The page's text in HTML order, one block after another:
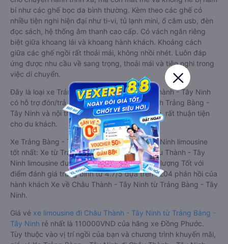
bí như các ghế bọc da bình thường. Kèm theo các ghế có
nhiều tiện nghi hiện đại như ti-vi, tủ lạnh mini, ổ cắm usb, đèn
đọc sách, hệ thống âm thanh cao cấp. Có vách ngăn riêng
biệt giữa khoang lái và khoang hành khách. Khoảng cách
giữa các ghế ngồi rất thoải mái, không nhồi nhét. Luôn đáp
ứng được nhu cầu về sang trọng, thoải mái và tiện nghi trong
việc di chuyển.
Đây là loại xe Trảng Bàng - Tây Ninh Châu Thành - Tây Ninh
có hỗ trợ đón/trả tận nơi miễn phí tại nội thành Trảng Bàng -
Tây Ninh và nội thành Châu Thành - Tây Ninh, rất thuận tiện
cho du khách.
Xe Trảng Bàng - Tây Ninh Châu Thành - Tây Ninh limousine
tốt nhất: Xe từ Trảng Bàng - Tây Ninh đi Châu Thành - Tây
Ninh limousine được đánh giá chung có chất lượng Tốt với
điểm đánh giá trung bình từ 4.7/5 dựa trên 2204 phản hồi của
hành khách Xe về Châu Thành - Tây Ninh từ Trảng Bàng - Tây
Ninh.
Giá vé xe limousine đi Châu Thành - Tây Ninh từ Trảng Bàng -
Tây Ninh rẻ nhất là 110000VND của hãng xe Đồng Phước.
Tùy thuộc vào vị trí ngồi của bạn và chương trình khuyến mãi,